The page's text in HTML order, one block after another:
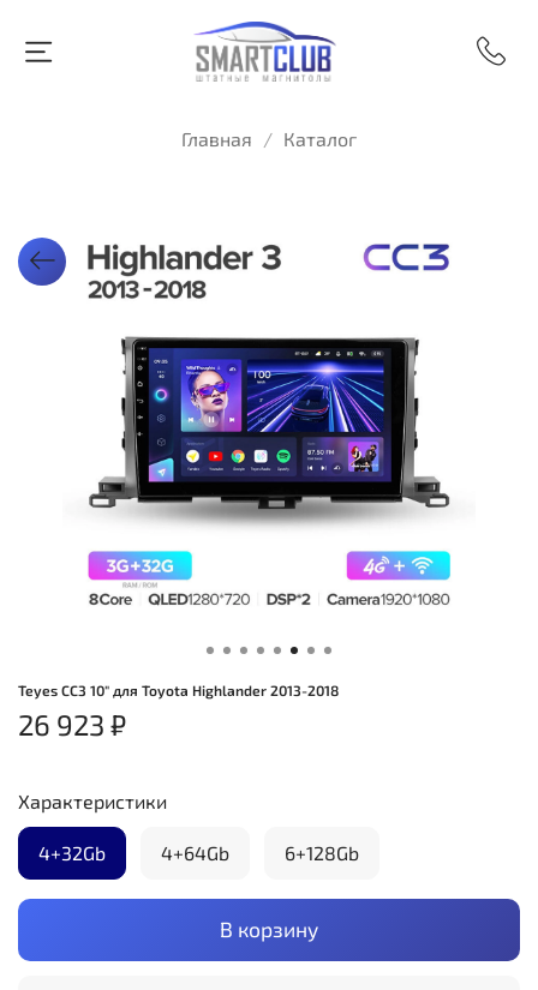
Главная Каталог
Teyes CC3 10" для Toyota Highlander 2013-2018
26 923 ₽
В корзину
Характеристики
4+32Gb 4+64Gb 6+128Gb